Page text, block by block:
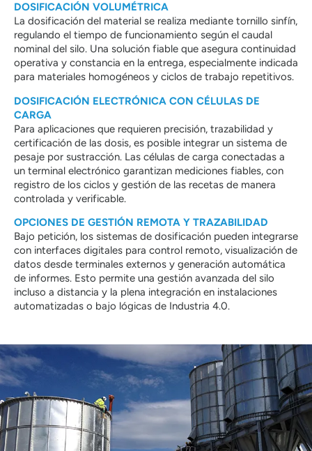
DOSIFICACIÓN VOLUMÉTRICA
La dosificación del material se realiza mediante tornillo sinfín,
regulando el tiempo de funcionamiento según el caudal
nominal del silo. Una solución fiable que asegura continuidad
operativa y constancia en la entrega, especialmente indicada
para materiales homogéneos y ciclos de trabajo repetitivos.
DOSIFICACIÓN ELECTRÓNICA CON CÉLULAS DE
CARGA
Para aplicaciones que requieren precisión, trazabilidad y
certificación de las dosis, es posible integrar un sistema de
pesaje por sustracción. Las células de carga conectadas a
un terminal electrónico garantizan mediciones fiables, con
registro de los ciclos y gestión de las recetas de manera
controlada y verificable.
OPCIONES DE GESTIÓN REMOTA Y TRAZABILIDAD
Bajo petición, los sistemas de dosificación pueden integrarse
con interfaces digitales para control remoto, visualización de
datos desde terminales externos y generación automática
de informes. Esto permite una gestión avanzada del silo
incluso a distancia y la plena integración en instalaciones
automatizadas o bajo lógicas de Industria 4.0.